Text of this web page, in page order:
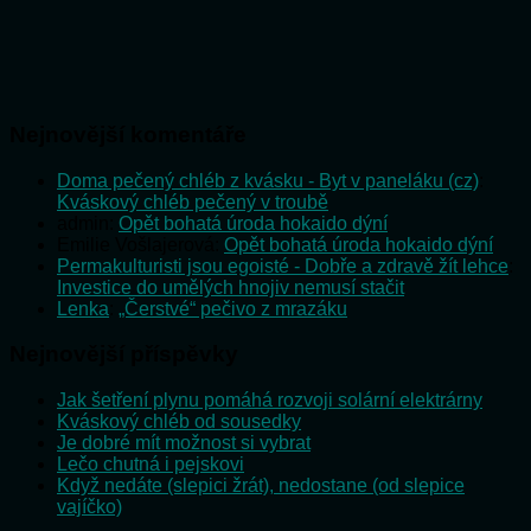
Doma pečený chléb z kvásku - Byt v paneláku (cz)
Kváskový chléb pečený v troubě
Opět bohatá úroda hokaido dýní
Opět bohatá úroda hokaido dýní
Permakulturisti jsou egoisté - Dobře a zdravě žít lehce
Investice do umělých hnojiv nemusí stačit
Lenka „Čerstvé“ pečivo z mrazáku
Jak šetření plynu pomáhá rozvoji solární elektrárny
Kváskový chléb od sousedky
Je dobré mít možnost si vybrat
Lečo chutná i pejskovi
Když nedáte (slepici žrát), nedostane (od slepice
vajíčko)